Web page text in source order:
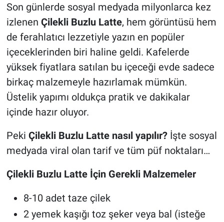
Son günlerde sosyal medyada milyonlarca kez
izlenen Çilekli Buzlu Latte, hem görüntüsü hem
de ferahlatıcı lezzetiyle yazın en popüler
içeceklerinden biri haline geldi. Kafelerde
yüksek fiyatlara satılan bu içeceği evde sadece
birkaç malzemeyle hazırlamak mümkün.
Üstelik yapımı oldukça pratik ve dakikalar
içinde hazır oluyor.
Peki Çilekli Buzlu Latte nasıl yapılır?İşte sosyal
medyada viral olan tarif ve tüm püf noktaları…
Çilekli Buzlu Latte İçin Gerekli Malzemeler
8-10 adet taze çilek
2 yemek kaşığı toz şeker veya bal (isteğe